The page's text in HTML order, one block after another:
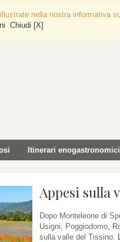
nella nostra informativa
. Chiudi [X]
Itinerari enogastronomici
Appesi sulla
Dopo Monteleone di
Usigni, Poggiodomo,
sulla valle del Tissino.